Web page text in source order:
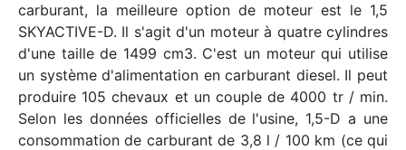
carburant, la meilleure option de moteur est le 1,5
SKYACTIVE-D. Il s'agit d'un moteur à quatre cylindres
d'une taille de 1499 cm3. C'est un moteur qui utilise
un système d'alimentation en carburant diesel. Il peut
produire 105 chevaux et un couple de 4000 tr / min.
Selon les données officielles de l'usine, 1,5-D a une
consommation de carburant de 3,8 l / 100 km (ce qui